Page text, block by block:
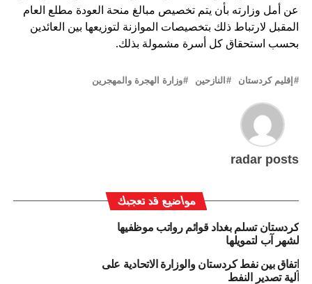
عن أمل وزارته بأن يتم تخصيص مبالغ منحة العودة مطلع العام
المقبل لارتباط ذلك بتخصيصات الموازنة لتوزيعها بين العائدين
بحسب استحقاق كل أسرة مشمولة بذلك.
إقليم كردستان النازحين وزارة الهجرة والمهجرين
radar posts
مواضيع قد تعجبك
كردستان تسلم بغداد قوائم رواتب موظفيها
لشهر آب لتمويلها
اتفاق بين نفط كردستان والوزارة الاتحادية على
آلية تصدير النفط